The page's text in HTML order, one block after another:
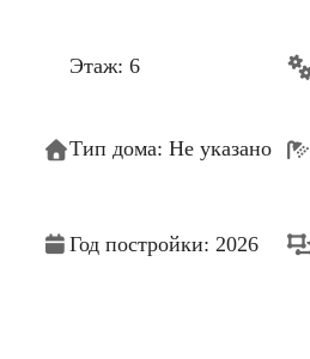
Этаж: 6
Тип дома: Не указано
Год постройки: 2026